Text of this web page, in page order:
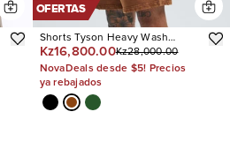
OFERTAS
Shorts Tyson Heavy Wash
Relaxed
Kz16,800.00Kz28,000.00
NovaDeals desde $5! Precios
ya rebajados